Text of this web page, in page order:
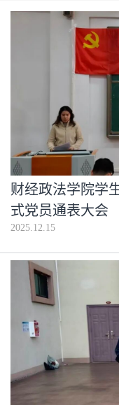
财经政法学院学
式党员通表大会
2025.12.15